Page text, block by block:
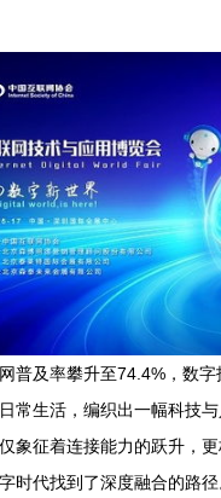
普及率攀升至74.4%，数
常生活，编织出一幅科技
象征着连接能力的跃升，
时代找到了深度融合的路